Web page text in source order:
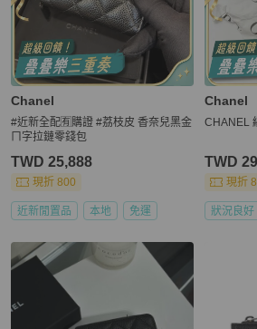
Chanel
#近新全配🈶購證 #荔枝皮 香奈兒黑金
ㄇ字拉鏈零錢包
TWD 25,888
現折 800
近新閒置品 本地 免運
Chanel
CHANEL
TWD
現折
狀況良好